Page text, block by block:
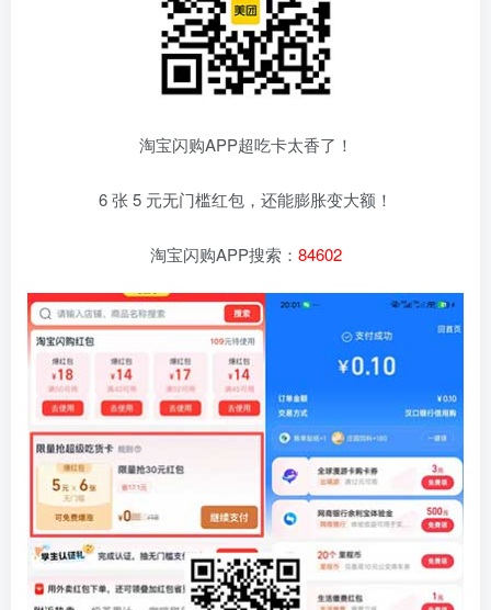
淘宝闪购APP超吃卡太香了！
6 张 5 元无门槛红包，还能膨胀变大额！
淘宝闪购APP搜索： 84602